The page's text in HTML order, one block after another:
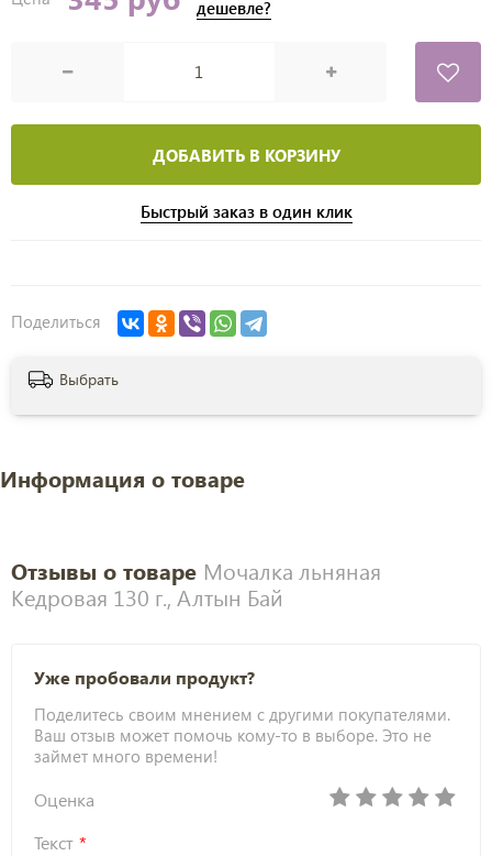
дешевле?
ДОБАВИТЬ В КОРЗИНУ
Быстрый заказ в один клик
Поделиться
Выбрать
Информация о товаре
Отзывы о товаре Мочалка льняная
Кедровая 130 г., Алтын Бай
Уже пробовали продукт?
Поделитесь своим мнением с другими покупателями.
Ваш отзыв может помочь кому-то в выборе. Это не
займет много времени!
Оценка
Текст